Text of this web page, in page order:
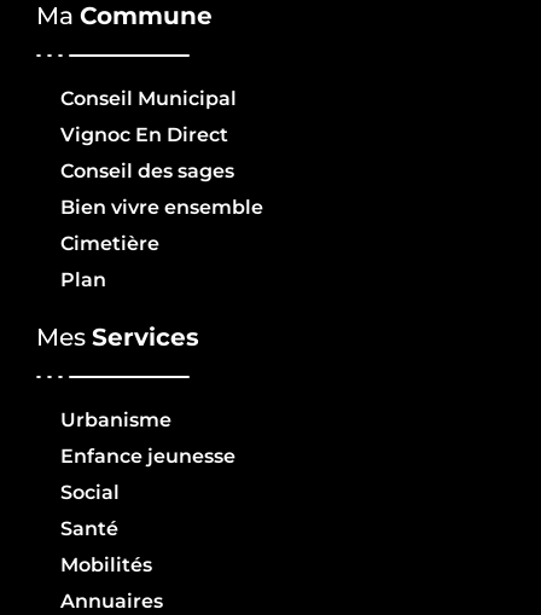
Ma Commune
Conseil Municipal
Vignoc En Direct
Conseil des sages
Bien vivre ensemble
Cimetière
Plan
Mes Services
Urbanisme
Enfance jeunesse
Social
Santé
Mobilités
Annuaires